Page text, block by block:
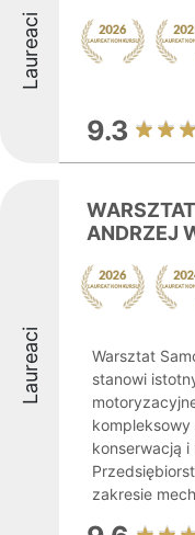
Laureaci
9.3
Laureaci
ANDRZEJ
Warsztat
stanowi
kompleksowy
konserwacją
zakresie